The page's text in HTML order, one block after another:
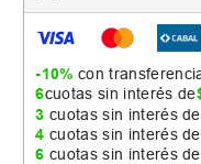
-10% con
6cuotas sin interés de
3 cuotas sin interés
4 cuotas sin interés
6 cuotas sin interés